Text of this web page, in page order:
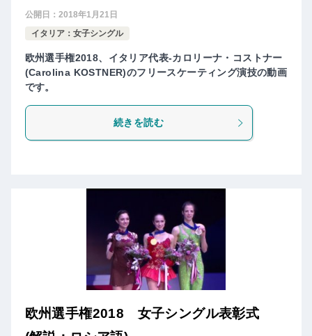
公開日： 2018年1月21日
イタリア：女子シングル
欧州選手権2018、イタリア代表-カロリーナ・コストナー
(Carolina KOSTNER)のフリースケーティング演技の動画
です。
続きを読む
欧州選手権2018 女子シングル表彰式